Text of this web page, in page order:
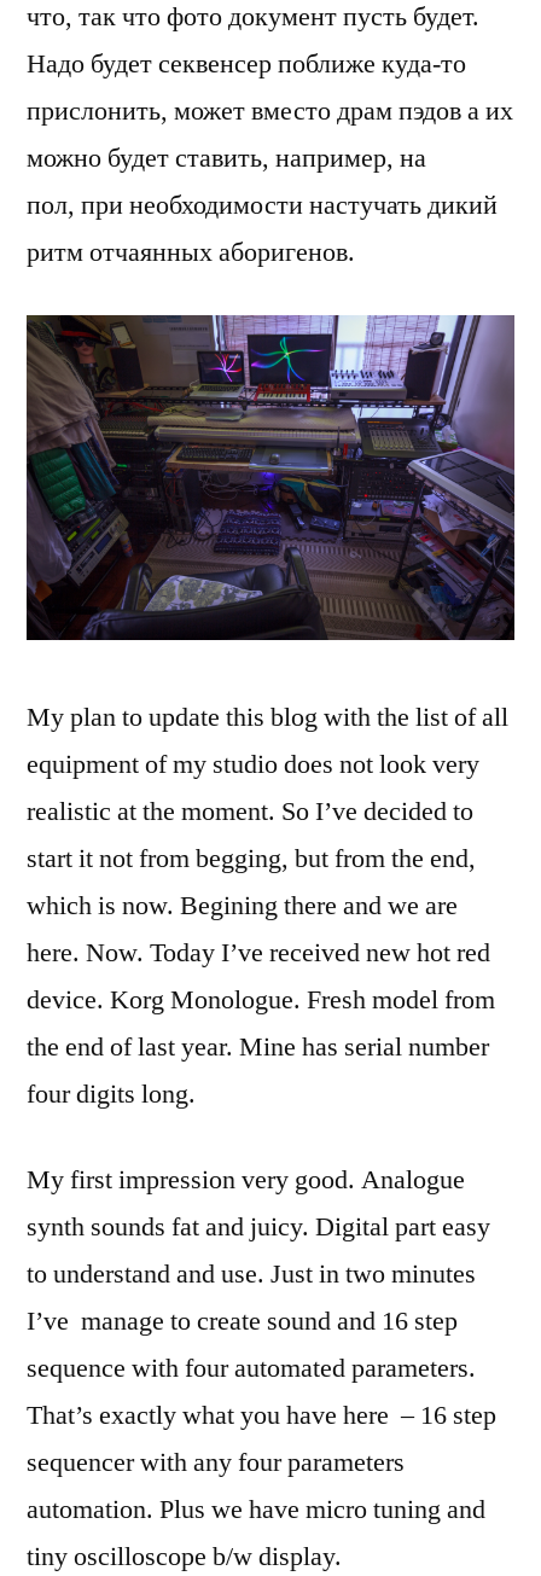
что, так что фото документ пусть будет.
Надо будет секвенсер поближе куда-то
прислонить, может вместо драм пэдов а их
можно будет ставить, например, на
пол, при необходимости настучать дикий
ритм отчаянных аборигенов.
My plan to update this blog with the list of all
equipment of my studio does not look very
realistic at the moment. So I’ve decided to
start it not from begging, but from the end,
which is now. Begining there and we are
here. Now. Today I’ve received new hot red
device. Korg Monologue. Fresh model from
the end of last year. Mine has serial number
four digits long.
My first impression very good. Analogue
synth sounds fat and juicy. Digital part easy
to understand and use. Just in two minutes
I’ve manage to create sound and 16 step
sequence with four automated parameters.
That’s exactly what you have here – 16 step
sequencer with any four parameters
automation. Plus we have micro tuning and
tiny oscilloscope b/w display.